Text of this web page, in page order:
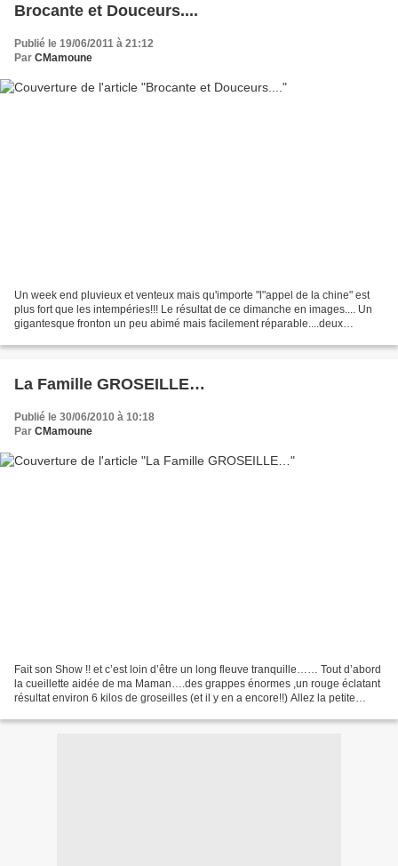
Brocante et Douceurs....
Publié le 19/06/2011 à 21:12
Par CMamoune
Un week end pluvieux et venteux mais qu'importe "l"appel de la chine" est
plus fort que les intempéries!!! Le résultat de ce dimanche en images.... Un
gigantesque fronton un peu abimé mais facilement réparable....deux
La Famille GROSEILLE…
Publié le 30/06/2010 à 10:18
Par CMamoune
Fait son Show !! et c’est loin d’être un long fleuve tranquille…… Tout d’abord
la cueillette aidée de ma Maman….des grappes énormes ,un rouge éclatant
résultat environ 6 kilos de groseilles (et il y en a encore!!) Allez la petite